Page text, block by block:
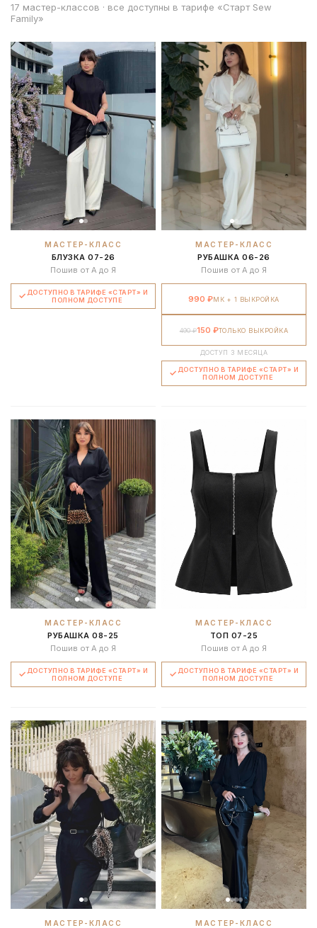
17 мастер-классов · все доступны в тарифе «Старт Sew
Family»
МАСТЕР-КЛАСС
БЛУЗКА 07-26
Пошив от А до Я
ДОСТУПНО В ТАРИФЕ «СТАРТ» И
ПОЛНОМ ДОСТУПЕ
МАСТЕР-КЛАСС
РУБАШКА 06-26
Пошив от А до Я
990 ₽МК + 1 ВЫКРОЙКА
490 ₽150 ₽ТОЛЬКО ВЫКРОЙКА
ДОСТУП 3 МЕСЯЦА
ДОСТУПНО В ТАРИФЕ «СТАРТ» И
ПОЛНОМ ДОСТУПЕ
МАСТЕР-КЛАСС
РУБАШКА 08-25
Пошив от А до Я
ДОСТУПНО В ТАРИФЕ «СТАРТ» И
ПОЛНОМ ДОСТУПЕ
МАСТЕР-КЛАСС
ТОП 07-25
Пошив от А до Я
ДОСТУПНО В ТАРИФЕ «СТАРТ» И
ПОЛНОМ ДОСТУПЕ
МАСТЕР-КЛАСС МАСТЕР-КЛАСС